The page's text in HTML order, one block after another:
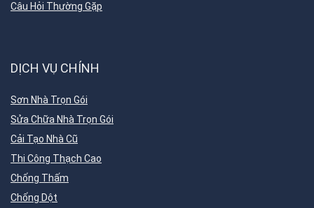
Câu Hỏi Thường Gặp
DỊCH VỤ CHÍNH
Sơn Nhà Trọn Gói
Sửa Chữa Nhà Trọn Gói
Cải Tạo Nhà Cũ
Thi Công Thạch Cao
Chống Thấm
Chống Dột